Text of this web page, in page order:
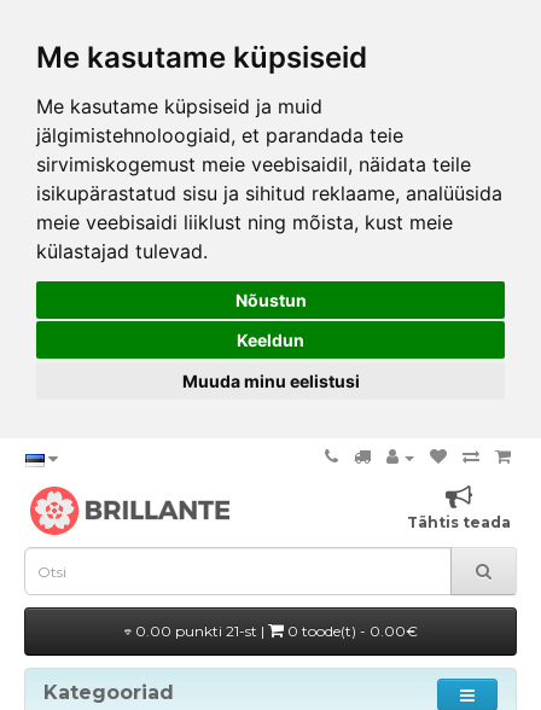
Me kasutame küpsiseid
Me kasutame küpsiseid ja muid
jälgimistehnoloogiaid, et parandada teie
sirvimiskogemust meie veebisaidil, näidata teile
isikupärastatud sisu ja sihitud reklaame, analüüsida
meie veebisaidi liiklust ning mõista, kust meie
külastajad tulevad.
Nõustun
Keeldun
Muuda minu eelistusi
Tähtis teada
0.00 punkti 21-st | 0 toode(t) - 0.00€
Kategooriad